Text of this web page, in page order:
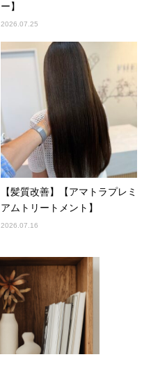
ー】
2026.07.25
【髪質改善】【アマトラプレミ
アムトリートメント】
2026.07.16